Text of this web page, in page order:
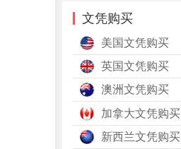
文凭购买
美国文凭购买
英国文凭购买
澳洲文凭购买
加拿大文凭购买
新西兰文凭购买